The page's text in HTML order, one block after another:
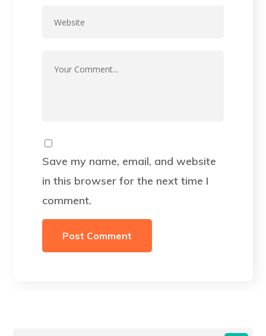
Save my name, email, and website
in this browser for the next time I
comment.